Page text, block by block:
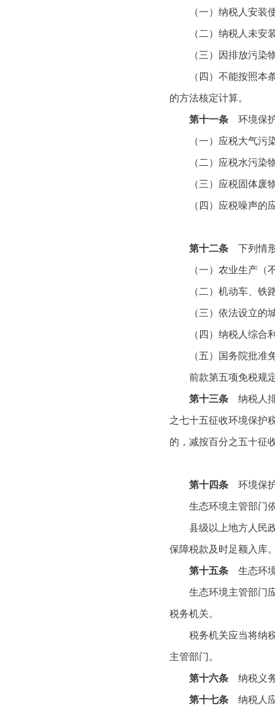
（一）纳税人安装使
（二）纳税人未安装
（三）因排放污染物
（四）不能按照本条
的方法核定计算。
第十一条 环境保
（一）应税大气污染
（二）应税水污染物
（三）应税固体废物
（四）应税噪声的应
第十二条 下列情
（一）农业生产（不
（二）机动车、铁路
（三）依法设立的城
（四）纳税人综合利
（五）国务院批准免
前款第五项免税规定
第十三条 纳税人
之七十五征收环境保护
的，减按百分之五十征
第十四条 环境保
生态环境主管部门依
县级以上地方人民政
保障税款及时足额入库
第十五条 生态环
生态环境主管部门应
税务机关。
税务机关应当将纳税
主管部门。
第十六条 纳税义
第十七条 纳税人